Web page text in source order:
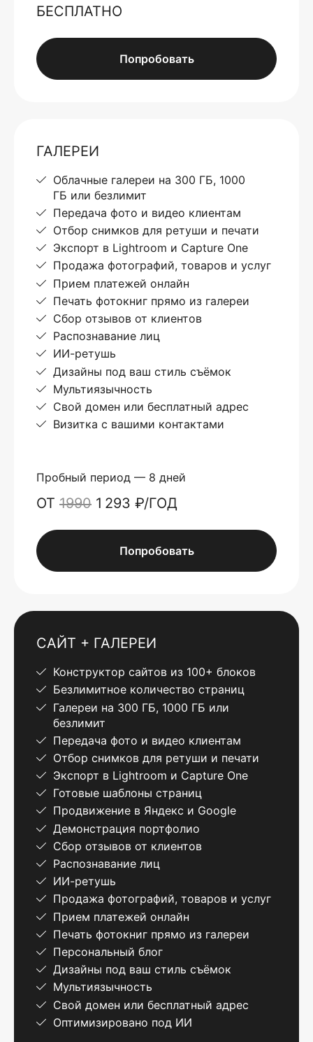
БЕСПЛАТНО
Попробовать
ГАЛЕРЕИ
Облачные галереи на 300 ГБ, 1000
ГБ или безлимит
Передача фото и видео клиентам
Отбор снимков для ретуши и печати
Экспорт в Lightroom и Capture One
Продажа фотографий, товаров и услуг
Прием платежей онлайн
Печать фотокниг прямо из галереи
Сбор отзывов от клиентов
Распознавание лиц
ИИ-ретушь
Дизайны под ваш стиль съёмок
Мультиязычность
Свой домен или бесплатный адрес
Визитка с вашими контактами
Пробный период — 8 дней
ОТ 1990 1 293 ₽/ГОД
Попробовать
САЙТ + ГАЛЕРЕИ
Конструктор сайтов из 100+ блоков
Безлимитное количество страниц
Галереи на 300 ГБ, 1000 ГБ или
безлимит
Передача фото и видео клиентам
Отбор снимков для ретуши и печати
Экспорт в Lightroom и Capture One
Готовые шаблоны страниц
Продвижение в Яндекс и Google
Демонстрация портфолио
Сбор отзывов от клиентов
Распознавание лиц
ИИ-ретушь
Продажа фотографий, товаров и услуг
Прием платежей онлайн
Печать фотокниг прямо из галереи
Персональный блог
Дизайны под ваш стиль съёмок
Мультиязычность
Свой домен или бесплатный адрес
Оптимизировано под ИИ